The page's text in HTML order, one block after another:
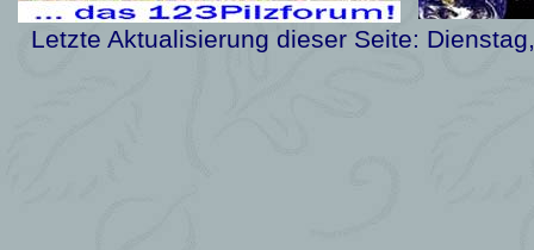
Letzte Aktualisierung dieser Seite: